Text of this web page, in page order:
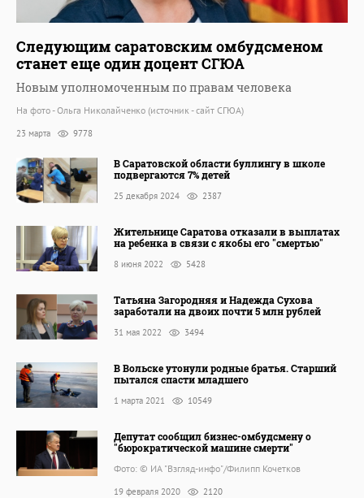
Следующим саратовским омбудсменом
станет еще один доцент СГЮА
Новым уполномоченным по правам человека
На фото - Ольга Николайченко (источник - сайт СГЮА)
23 марта 9778
В Саратовской области буллингу в школе
подвергаются 7% детей
25 декабря 2024 2387
Жительнице Саратова отказали в выплатах
на ребенка в связи с якобы его "смертью"
8 июня 2022 5428
Татьяна Загородняя и Надежда Сухова
заработали на двоих почти 5 млн рублей
31 мая 2022 3494
В Вольске утонули родные братья. Старший
пытался спасти младшего
1 марта 2021 10549
Депутат сообщил бизнес-омбудсмену о
"бюрократической машине смерти"
Фото: © ИА "Взгляд-инфо"/Филипп Кочетков
19 февраля 2020 2120